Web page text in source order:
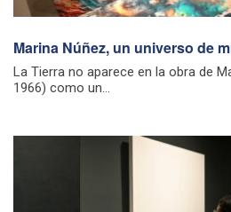
Marina Núñez, un universo de
La Tierra no aparece en la obra de
1966) como un...